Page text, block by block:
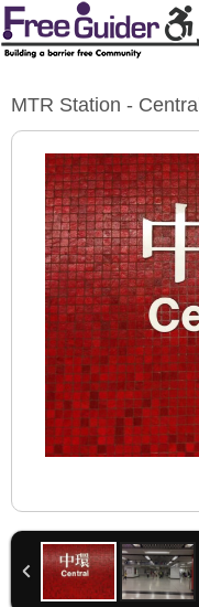
MTR Station - Central